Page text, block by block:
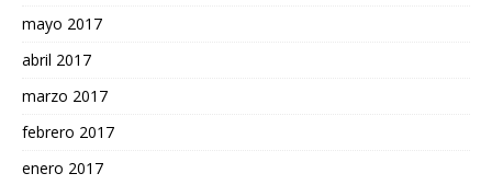
mayo 2017
abril 2017
marzo 2017
febrero 2017
enero 2017